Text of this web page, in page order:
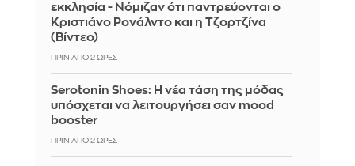
εκκλησία - Νόμιζαν ότι παντρεύονται ο
Κριστιάνο Ρονάλντο και η Τζορτζίνα
(Βίντεο)
ΠΡΙΝ ΑΠΌ 2 ΏΡΕΣ
Serotonin Shoes: Η νέα τάση της μόδας
υπόσχεται να λειτουργήσει σαν mood
booster
ΠΡΙΝ ΑΠΌ 2 ΏΡΕΣ